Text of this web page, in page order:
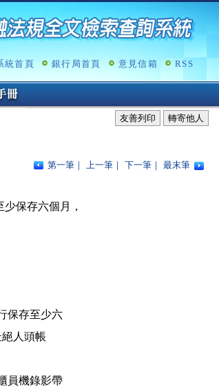
統首頁 銀行局首頁 意見信箱 RSS
友善列印 轉寄他人
第一筆 ｜ 上一筆 ｜ 下一筆 ｜ 最末筆
保存六個月，
保存至少六
絕人頭帳
員機錄影帶